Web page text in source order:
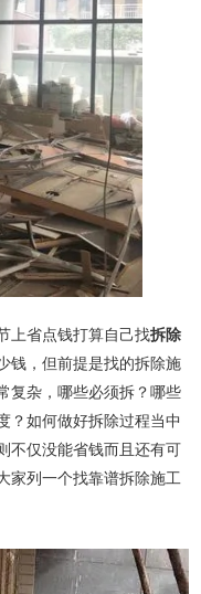
上省点钱打算自己找拆除
钱，但前提是找的拆除施
复杂，哪些必须拆？哪些
？如何做好拆除过程当中
不仅没能省钱而且还有可
家列一个找靠谱拆除施工